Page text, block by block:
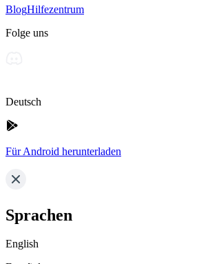
BlogHilfezentrum
Folge uns
Deutsch
Für Android herunterladen
Sprachen
English